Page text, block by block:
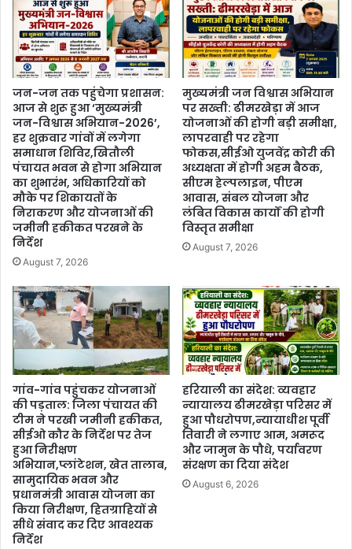
जन-जन तक पहुंचेगा प्रशासन:
आज से शुरू हुआ ‘मुख्यमंत्री
जन-विश्वास अभियान-2026’,
हर शुक्रवार गांवों में लगेगा
समाधान शिविर,खितौली
पंचायत भवन से होगा अभियान
का शुभारंभ, अधिकारियों को
मौके पर शिकायतों के
निराकरण और योजनाओं की
जमीनी हकीकत परखने के
निर्देश
August 7, 2026
मुख्यमंत्री जन विश्वास अभियान
पर सख्ती: ढीमरखेड़ा में आज
योजनाओं की होगी बड़ी समीक्षा,
लापरवाही पर रहेगा
फोकस,सीईओ युजवेंद्र कोरी की
अध्यक्षता में होगी अहम बैठक,
सीएम हेल्पलाइन, पीएम
आवास, संबल योजना और
लंबित विकास कार्यों की होगी
विस्तृत समीक्षा
August 7, 2026
गांव-गांव पहुंचकर योजनाओं
की पड़ताल: जिला पंचायत की
टीम ने परखी जमीनी हकीकत,
सीईओ कौर के निर्देश पर तेज
हुआ निरीक्षण
अभियान,प्लांटेशन, खेत तालाब,
सामुदायिक भवन और
प्रधानमंत्री आवास योजना का
किया निरीक्षण, हितग्राहियों से
सीधे संवाद कर दिए आवश्यक
निर्देश
हरियाली का संदेश: व्यवहार
न्यायालय ढीमरखेड़ा परिसर में
हुआ पौधरोपण,न्यायाधीश पूर्वी
तिवारी ने लगाए आम, अमरूद
और जामुन के पौधे, पर्यावरण
संरक्षण का दिया संदेश
August 6, 2026